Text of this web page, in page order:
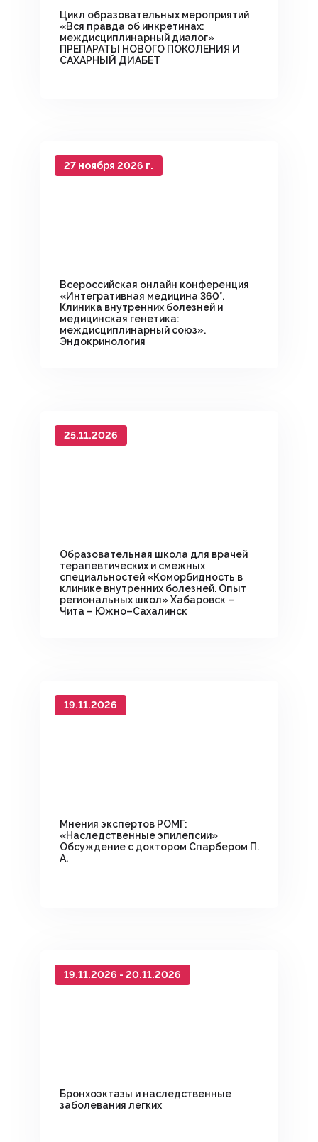
Цикл образовательных мероприятий
«Вся правда об инкретинах:
междисциплинарный диалог»
ПРЕПАРАТЫ НОВОГО ПОКОЛЕНИЯ И
САХАРНЫЙ ДИАБЕТ
27 ноября 2026 г.
Всероссийская онлайн конференция
«Интегративная медицина 360°.
Клиника внутренних болезней и
медицинская генетика:
междисциплинарный союз».
Эндокринология
25.11.2026
Образовательная школа для врачей
терапевтических и смежных
специальностей «Коморбидность в
клинике внутренних болезней. Опыт
региональных школ» Хабаровск –
Чита – Южно–Сахалинск
19.11.2026
Мнения экспертов РОМГ:
«Наследственные эпилепсии»
Обсуждение с доктором Спарбером П.
А.
19.11.2026 - 20.11.2026
Бронхоэктазы и наследственные
заболевания легких